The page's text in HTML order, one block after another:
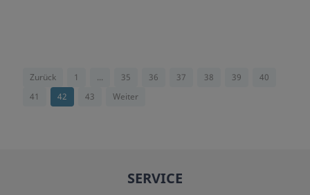
Zurück 1 ... 35 36 37 38 39
40
41
42 43 Weiter
SERVICE